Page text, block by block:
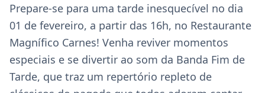
Prepare-se para uma tarde inesquecível no dia
01 de fevereiro, a partir das 16h, no Restaurante
Magnífico Carnes! Venha reviver momentos
especiais e se divertir ao som da Banda Fim de
Tarde, que traz um repertório repleto de